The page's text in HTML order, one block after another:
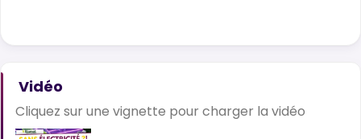
Vidéo
Cliquez sur une vignette pour charger la vidéo